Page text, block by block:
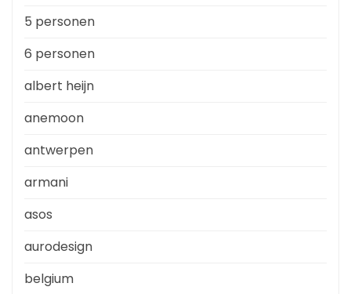
5 personen
6 personen
albert heijn
anemoon
antwerpen
armani
asos
aurodesign
belgium